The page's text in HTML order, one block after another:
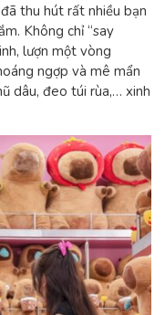
thu hút rất nhiều bạn
Không chỉ “say
lượn một vòng
ngợp và mê mẩn
dâu, đeo túi rùa,… xinh